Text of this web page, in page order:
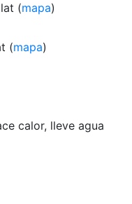
(mapa)
(mapa)
calor, lleve agua